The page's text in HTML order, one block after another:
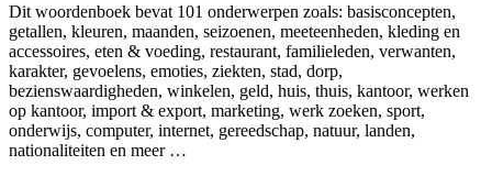
Dit woordenboek bevat 101 onderwerpen zoals: basisconcepten,
getallen, kleuren, maanden, seizoenen, meeteenheden, kleding en
accessoires, eten & voeding, restaurant, familieleden, verwanten,
karakter, gevoelens, emoties, ziekten, stad, dorp,
bezienswaardigheden, winkelen, geld, huis, thuis, kantoor, werken
op kantoor, import & export, marketing, werk zoeken, sport,
onderwijs, computer, internet, gereedschap, natuur, landen,
nationaliteiten en meer …